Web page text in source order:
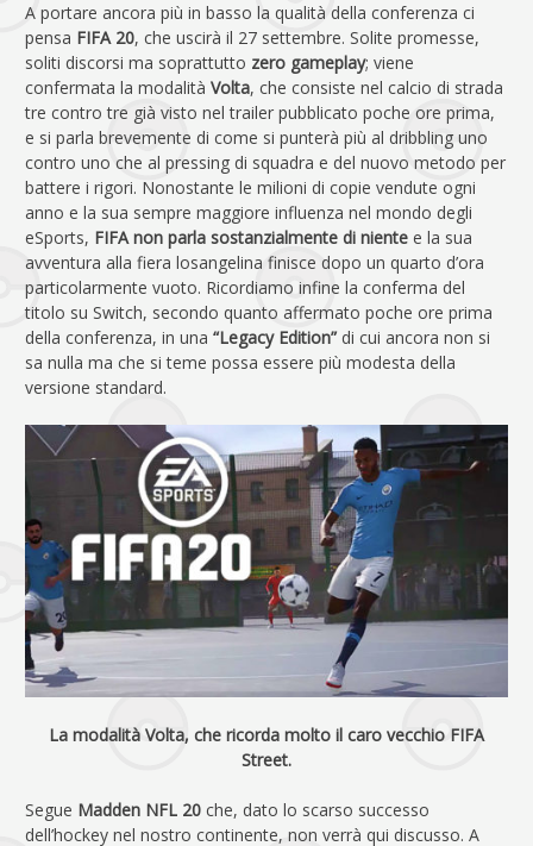
A portare ancora più in basso la qualità della conferenza ci
pensa FIFA 20, che uscirà il 27 settembre. Solite promesse,
soliti discorsi ma soprattutto zero gameplay; viene
confermata la modalità Volta, che consiste nel calcio di strada
tre contro tre già visto nel trailer pubblicato poche ore prima,
e si parla brevemente di come si punterà più al dribbling uno
contro uno che al pressing di squadra e del nuovo metodo per
battere i rigori. Nonostante le milioni di copie vendute ogni
anno e la sua sempre maggiore influenza nel mondo degli
eSports, FIFA non parla sostanzialmente di niente e la sua
avventura alla fiera losangelina finisce dopo un quarto d’ora
particolarmente vuoto. Ricordiamo infine la conferma del
titolo su Switch, secondo quanto affermato poche ore prima
della conferenza, in una “Legacy Edition” di cui ancora non si
sa nulla ma che si teme possa essere più modesta della
versione standard.
La modalità Volta, che ricorda molto il caro vecchio FIFA
Street.
Segue Madden NFL 20 che, dato lo scarso successo
dell’hockey nel nostro continente, non verrà qui discusso. A